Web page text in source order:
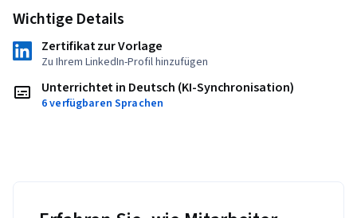
Wichtige Details
Zertifikat zur Vorlage
Zu Ihrem LinkedIn-Profil hinzufügen
Unterrichtet in Deutsch (KI-Synchronisation)
6 verfügbaren Sprachen